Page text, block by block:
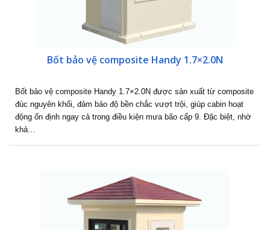
Bốt bảo vệ composite Handy 1.7×2.0N
Bốt bảo vệ composite Handy 1.7×2.0N được sản xuất từ composite
đúc nguyên khối, đảm bảo độ bền chắc vượt trội, giúp cabin hoạt
động ổn định ngay cả trong điều kiện mưa bão cấp 9. Đặc biệt, nhờ
khả…